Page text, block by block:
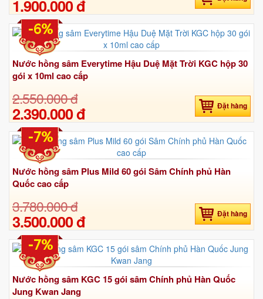
1.900.000 đ
Nước hồng sâm Everytime Hậu Duệ Mặt Trời KGC hộp 30
gói x 10ml cao cấp
2.550.000 đ
2.390.000 đ Đặt hàng
-6%
Nước hồng sâm Plus Mild 60 gói Sâm Chính phủ Hàn
Quốc cao cấp
3.780.000 đ
3.500.000 đ Đặt hàng
-7%
Nước hồng sâm KGC 15 gói sâm Chính phủ Hàn Quốc
Jung Kwan Jang
-7%